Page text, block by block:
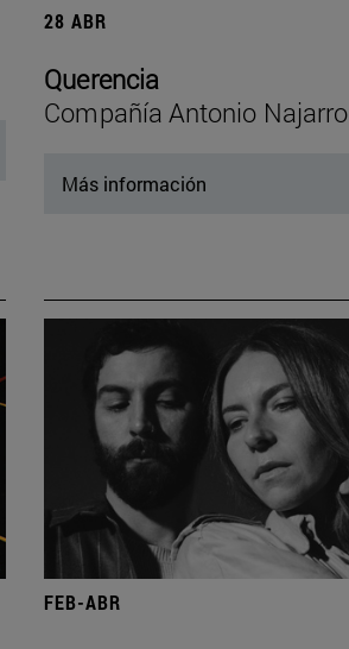
28 ABR
Querencia
Compañía Antonio Najarro
Más información
FEB-ABR